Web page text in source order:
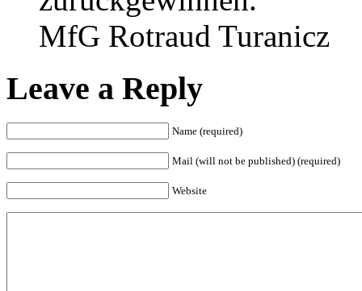
MfG Rotraud Turanicz
Leave a Reply
Name (required)
Mail (will not be published) (required)
Website